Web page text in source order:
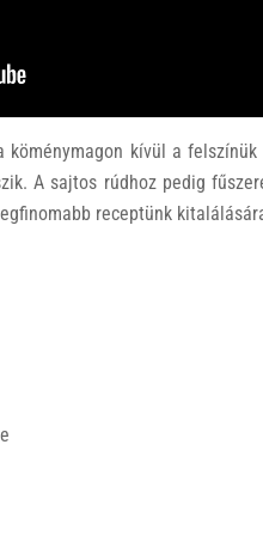
kívül a
A sajtos rúdhoz pedig
receptünk